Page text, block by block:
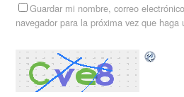
Guardar mi nombre, correo
navegador para la próxima vez que haga